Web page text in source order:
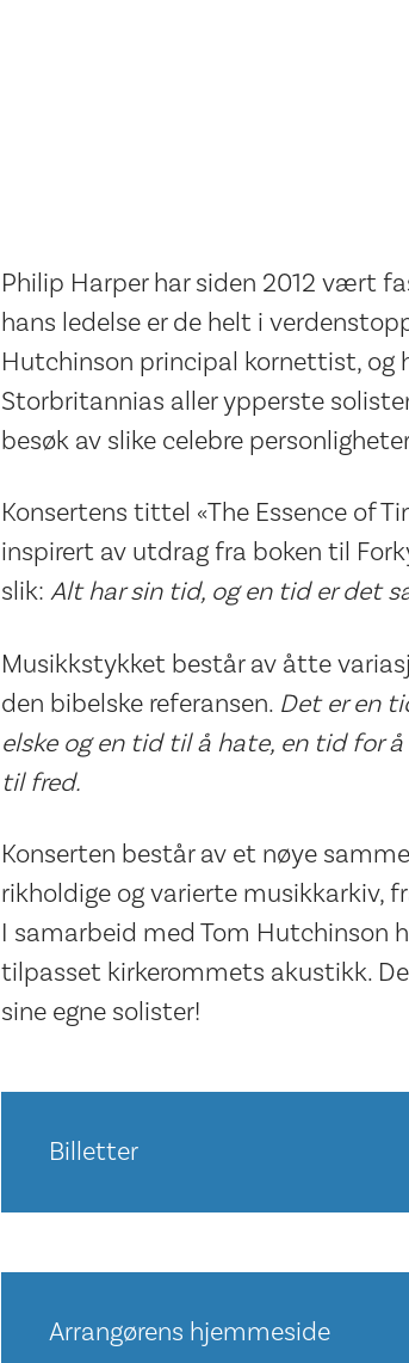
Philip Harper har siden 2012 vært
hans ledelse er de helt i
Hutchinson principal kornettist, og
Storbritannias aller ypperste
besøk av slike celebre
Konsertens tittel «The Essence of
inspirert av utdrag fra boken til
slik: Alt har sin tid, og en tid er det
Musikkstykket består av åtte
den bibelske referansen. Det er en
elske og en tid til å hate, en tid for
til fred.
Konserten består av et nøye
rikholdige og varierte musikkarkiv,
I samarbeid med Tom Hutchinson
tilpasset kirkerommets akustikk.
sine egne solister!
Billetter
Arrangørens hjemmeside